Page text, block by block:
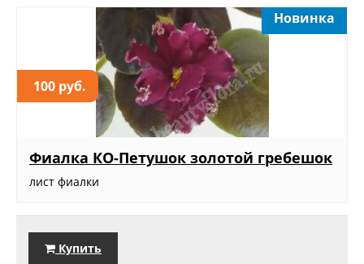
100 руб.
Новинка
Фиалка КО-Петушок золотой гребешок
лист фиалки
Купить